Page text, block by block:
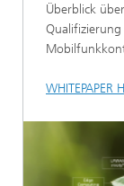
Überblick
WHITEPAPER